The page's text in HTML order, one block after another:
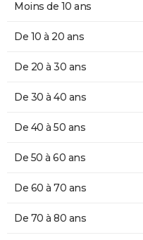
Moins de 10 ans
De 10 à 20 ans
De 20 à 30 ans
De 30 à 40 ans
De 40 à 50 ans
De 50 à 60 ans
De 60 à 70 ans
De 70 à 80 ans